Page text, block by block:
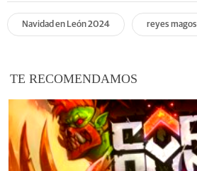
Navidad en León 2024 reyes magos
TE RECOMENDAMOS